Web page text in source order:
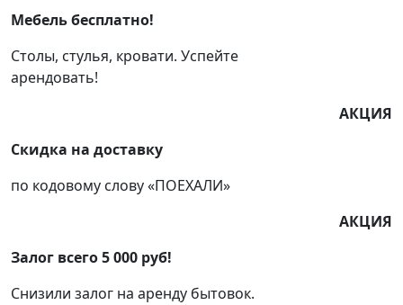
Мебель бесплатно!
Столы, стулья, кровати. Успейте
арендовать!
Скидка на доставку
АКЦИЯ
по кодовому слову «ПОЕХАЛИ»
Залог всего 5 000 руб!
АКЦИЯ
Снизили залог на аренду бытовок.